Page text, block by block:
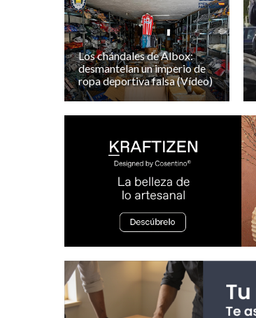
Los chándales de Albox:
desmantelan un imperio de
ropa deportiva falsa (Vídeo)